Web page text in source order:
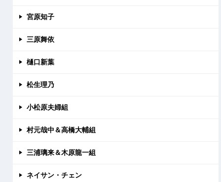
宮原知子
三原舞依
樋口新葉
松生理乃
小松原夫婦組
村元哉中＆高橋大輔組
三浦璃来＆木原龍一組
ネイサン・チェン